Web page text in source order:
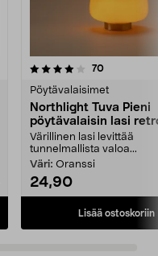
70arvostelut
Pöytävalaisimet
Northlight Tuva Pieni
pöytävalaisin lasi
oranssi 21 cm
Värillinen lasi levittää
tunnelmallista valoa...
Väri: Oranssi
24,90
Lisää ostoskoriin
4.0 viidestä